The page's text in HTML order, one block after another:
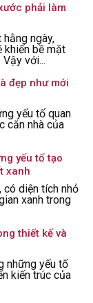
phải làm
ngày,
khiến bề mặt
với...
đẹp như mới
yếu tố quan
căn nhà của
yếu tố tạo
xanh
có diện tích nhỏ
xanh trong
thiết kế và
những yếu tố
kiến trúc của